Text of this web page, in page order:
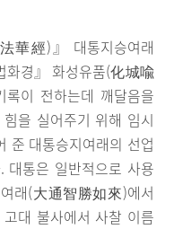
華經)』 대통지승여래
경』 화성유품(化城喩
이 전하는데 깨달음을
을 실어주기 위해 임시
준 대통승지여래의 선업
대통은 일반적으로 사용
래(大通智勝如來)에서
대 불사에서 사찰 이름